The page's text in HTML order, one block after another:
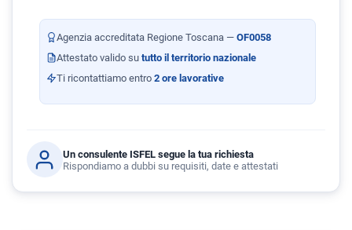
Agenzia accreditata Regione Toscana — OF0058
Attestato valido su tutto il territorio nazionale
Ti ricontattiamo entro 2 ore lavorative
Un consulente ISFEL segue la tua richiesta
Rispondiamo a dubbi su requisiti, date e attestati